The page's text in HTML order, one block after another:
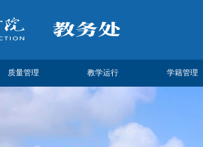
质量管理 教学运行
教学日历
学籍管理
工作动态